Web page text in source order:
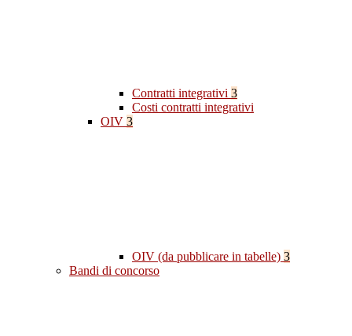
Contratti integrativi 3
Costi contratti integrativi
OIV 3
OIV (da pubblicare in tabelle) 3
Bandi di concorso